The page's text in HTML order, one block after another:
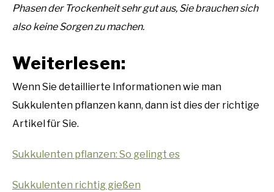
Phasen der Trockenheit sehr gut aus, Sie brauchen sich
also keine Sorgen zu machen.
Weiterlesen:
Wenn Sie detaillierte Informationen wie man
Sukkulenten pflanzen kann, dann ist dies der richtige
Artikel für Sie.
Sukkulenten pflanzen: So gelingt es
Sukkulenten richtig gießen